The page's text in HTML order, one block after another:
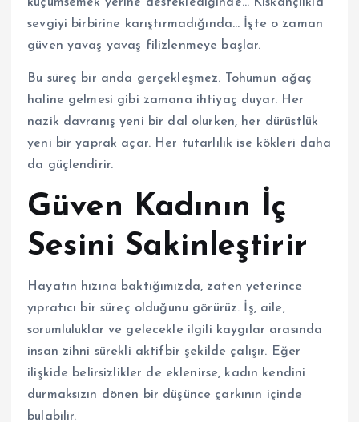
küçümsemek yerine desteklediğinde… Kıskançlıkla
sevgiyi birbirine karıştırmadığında… İşte o zaman
güven yavaş yavaş filizlenmeye başlar.
Bu süreç bir anda gerçekleşmez. Tohumun ağaç
haline gelmesi gibi zamana ihtiyaç duyar. Her
nazik davranış yeni bir dal olurken, her dürüstlük
yeni bir yaprak açar. Her tutarlılık ise kökleri daha
da güçlendirir.
Güven Kadının İç
Sesini Sakinleştirir
Hayatın hızına baktığımızda, zaten yeterince
yıpratıcı bir süreç olduğunu görürüz. İş, aile,
sorumluluklar ve gelecekle ilgili kaygılar arasında
insan zihni sürekli aktifbir şekilde çalışır. Eğer
ilişkide belirsizlikler de eklenirse, kadın kendini
durmaksızın dönen bir düşünce çarkının içinde
bulabilir.